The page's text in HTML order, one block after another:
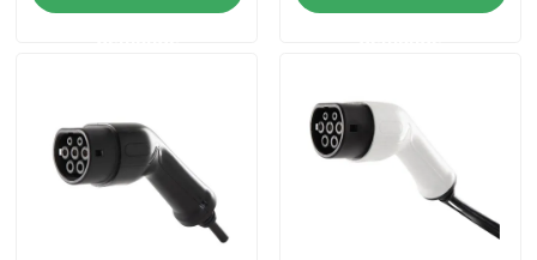
Visite d'usine
Contrôle de qualité